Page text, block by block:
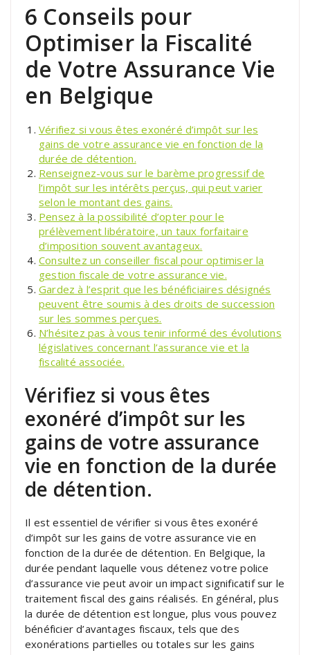
6 Conseils pour
Optimiser la Fiscalité
de Votre Assurance Vie
en Belgique
Vérifiez si vous êtes exonéré d’impôt sur les
gains de votre assurance vie en fonction de la
durée de détention.
Renseignez-vous sur le barème progressif de
l’impôt sur les intérêts perçus, qui peut varier
selon le montant des gains.
Pensez à la possibilité d’opter pour le
prélèvement libératoire, un taux forfaitaire
d’imposition souvent avantageux.
Consultez un conseiller fiscal pour optimiser la
gestion fiscale de votre assurance vie.
Gardez à l’esprit que les bénéficiaires désignés
peuvent être soumis à des droits de succession
sur les sommes perçues.
N’hésitez pas à vous tenir informé des évolutions
législatives concernant l’assurance vie et la
fiscalité associée.
Vérifiez si vous êtes
exonéré d’impôt sur les
gains de votre assurance
vie en fonction de la durée
de détention.
Il est essentiel de vérifier si vous êtes exonéré
d’impôt sur les gains de votre assurance vie en
fonction de la durée de détention. En Belgique, la
durée pendant laquelle vous détenez votre police
d’assurance vie peut avoir un impact significatif sur le
traitement fiscal des gains réalisés. En général, plus
la durée de détention est longue, plus vous pouvez
bénéficier d’avantages fiscaux, tels que des
exonérations partielles ou totales sur les gains